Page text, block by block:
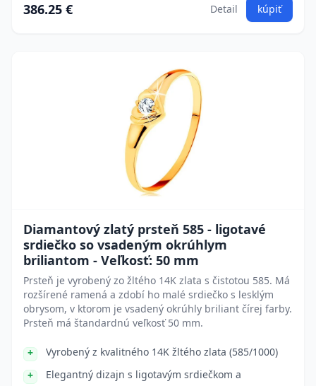
386.25 € Detail kúpiť
Diamantový zlatý prsteň 585 - ligotavé
srdiečko so vsadeným okrúhlym
briliantom - Veľkosť: 50 mm
Prsteň je vyrobený zo žltého 14K zlata s čistotou 585. Má
rozšírené ramená a zdobí ho malé srdiečko s lesklým
obrysom, v ktorom je vsadený okrúhly briliant čírej farby.
Prsteň má štandardnú veľkosť 50 mm.
Vyrobený z kvalitného 14K žltého zlata (585/1000)
Elegantný dizajn s ligotavým srdiečkom a